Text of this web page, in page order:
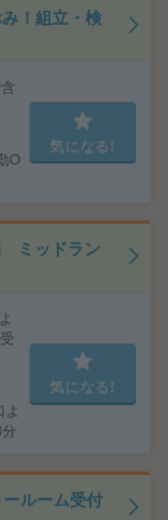
！組立・検
O
気になる!
ミッドラン
気になる!
ルーム受付